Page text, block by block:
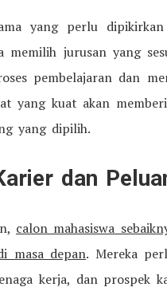
yang perlu
memilih jurusan yang
pembelajaran dan
yang kuat akan
yang dipilih.
dan
calon mahasiswa
masa depan. Mereka
kerja, dan prospek